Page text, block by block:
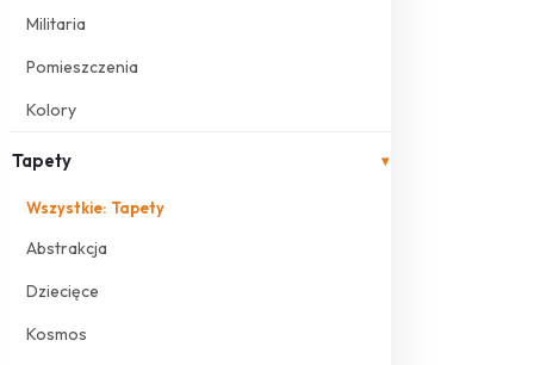
Militaria
Pomieszczenia
Kolory
Tapety ▾
Wszystkie: Tapety
Abstrakcja
Dziecięce
Kosmos